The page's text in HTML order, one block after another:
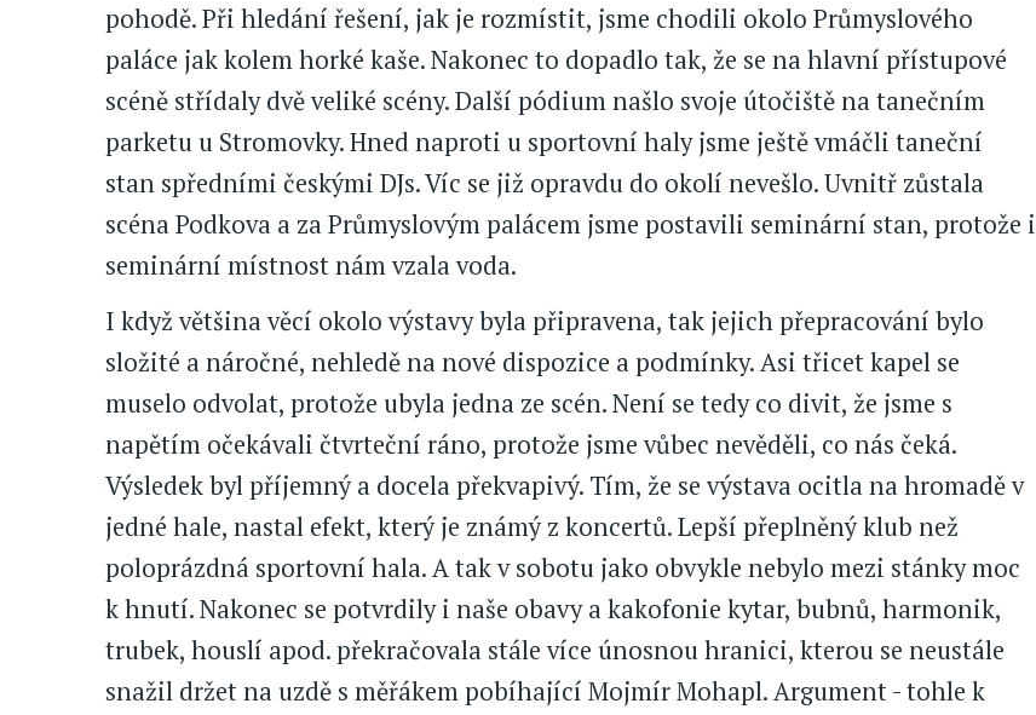
pohodě. Při hledání řešení, jak je rozmístit, jsme chodili okolo Průmyslového
paláce jak kolem horké kaše. Nakonec to dopadlo tak, že se na hlavní přístupové
scéně střídaly dvě veliké scény. Další pódium našlo svoje útočiště na tanečním
parketu u Stromovky. Hned naproti u sportovní haly jsme ještě vmáčli taneční
stan spředními českými DJs. Víc se již opravdu do okolí nevešlo. Uvnitř zůstala
scéna Podkova a za Průmyslovým palácem jsme postavili seminární stan, protože i
seminární místnost nám vzala voda.
I když většina věcí okolo výstavy byla připravena, tak jejich přepracování bylo
složité a náročné, nehledě na nové dispozice a podmínky. Asi třicet kapel se
muselo odvolat, protože ubyla jedna ze scén. Není se tedy co divit, že jsme s
napětím očekávali čtvrteční ráno, protože jsme vůbec nevěděli, co nás čeká.
Výsledek byl příjemný a docela překvapivý. Tím, že se výstava ocitla na hromadě v
jedné hale, nastal efekt, který je známý z koncertů. Lepší přeplněný klub než
poloprázdná sportovní hala. A tak v sobotu jako obvykle nebylo mezi stánky moc
k hnutí. Nakonec se potvrdily i naše obavy a kakofonie kytar, bubnů, harmonik,
trubek, houslí apod. překračovala stále více únosnou hranici, kterou se neustále
snažil držet na uzdě s měřákem pobíhající Mojmír Mohapl. Argument - tohle k